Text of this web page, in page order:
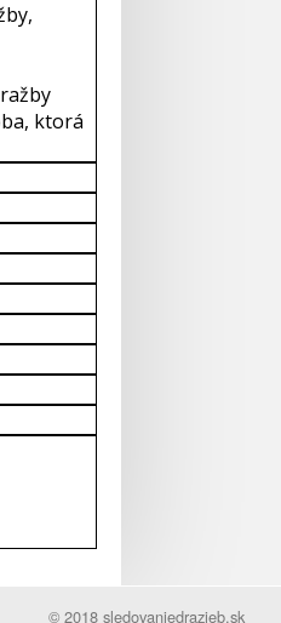
ktorá
© 2018 sledovaniedrazieb.sk